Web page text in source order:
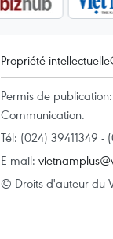
Propriété intellectuelle
Permis de
Communication.
Tél: (024) 39411349 -
E-mail:
© Droits d'auteur du